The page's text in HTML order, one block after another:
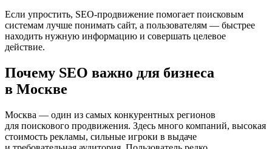
Если упростить, SEO-продвижение помогает поисковым
системам лучше понимать сайт, а пользователям — быстрее
находить нужную информацию и совершать целевое
действие.
Почему SEO важно для бизнеса
в Москве
Москва — один из самых конкурентных регионов
для поискового продвижения. Здесь много компаний, высокая
стоимость рекламы, сильные игроки в выдаче